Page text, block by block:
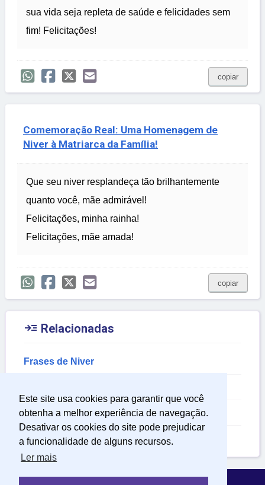
Este site usa cookies para garantir que você
obtenha a melhor experiência de navegação.
Desativar os cookies do site pode prejudicar
a funcionalidade de alguns recursos.
Ler mais
sua vida seja repleta de saúde e felicidades sem
fim! Felicitações!
copiar
Comemoração Real: Uma Homenagem de
Niver à Matriarca da Família!
Que seu niver resplandeça tão brilhantemente
quanto você, mãe admirável!
Felicitações, minha rainha!
Felicitações, mãe amada!
copiar
 Relacionadas
Frases de Niver
Frases de Parabéns
Frases de Aniversário para Tio